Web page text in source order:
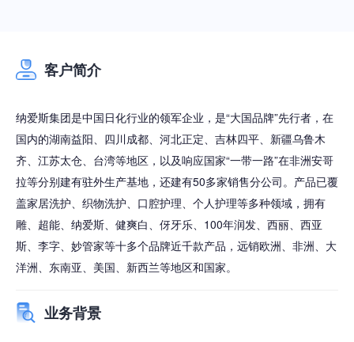
客户简介
纳爱斯集团是中国日化行业的领军企业，是“大国品牌”先行者，在
国内的湖南益阳、四川成都、河北正定、吉林四平、新疆乌鲁木
齐、江苏太仓、台湾等地区，以及响应国家“一带一路”在非洲安哥
拉等分别建有驻外生产基地，还建有50多家销售分公司。产品已覆
盖家居洗护、织物洗护、口腔护理、个人护理等多种领域，拥有
雕、超能、纳爱斯、健爽白、伢牙乐、100年润发、西丽、西亚
斯、李字、妙管家等十多个品牌近千款产品，远销欧洲、非洲、大
洋洲、东南亚、美国、新西兰等地区和国家。
业务背景